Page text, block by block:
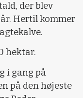
der blev
Hertil kommer
hektar.
i gang på
på den højeste